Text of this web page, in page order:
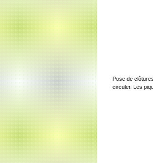
Pose de
circuler. Les